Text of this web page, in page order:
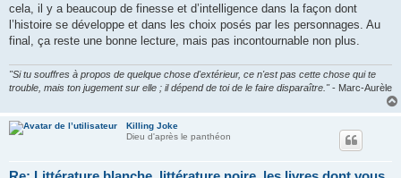
cela, il y a beaucoup de finesse et d’intelligence dans la façon dont
l’histoire se développe et dans les choix posés par les personnages. Au
final, ça reste une bonne lecture, mais pas incontournable non plus.
"Si tu souffres à propos de quelque chose d'extérieur, ce n'est pas cette chose qui te
trouble, mais ton jugement sur elle ; il dépend de toi de le faire disparaître."- Marc-Aurèle
Killing Joke
Dieu d'après le panthéon